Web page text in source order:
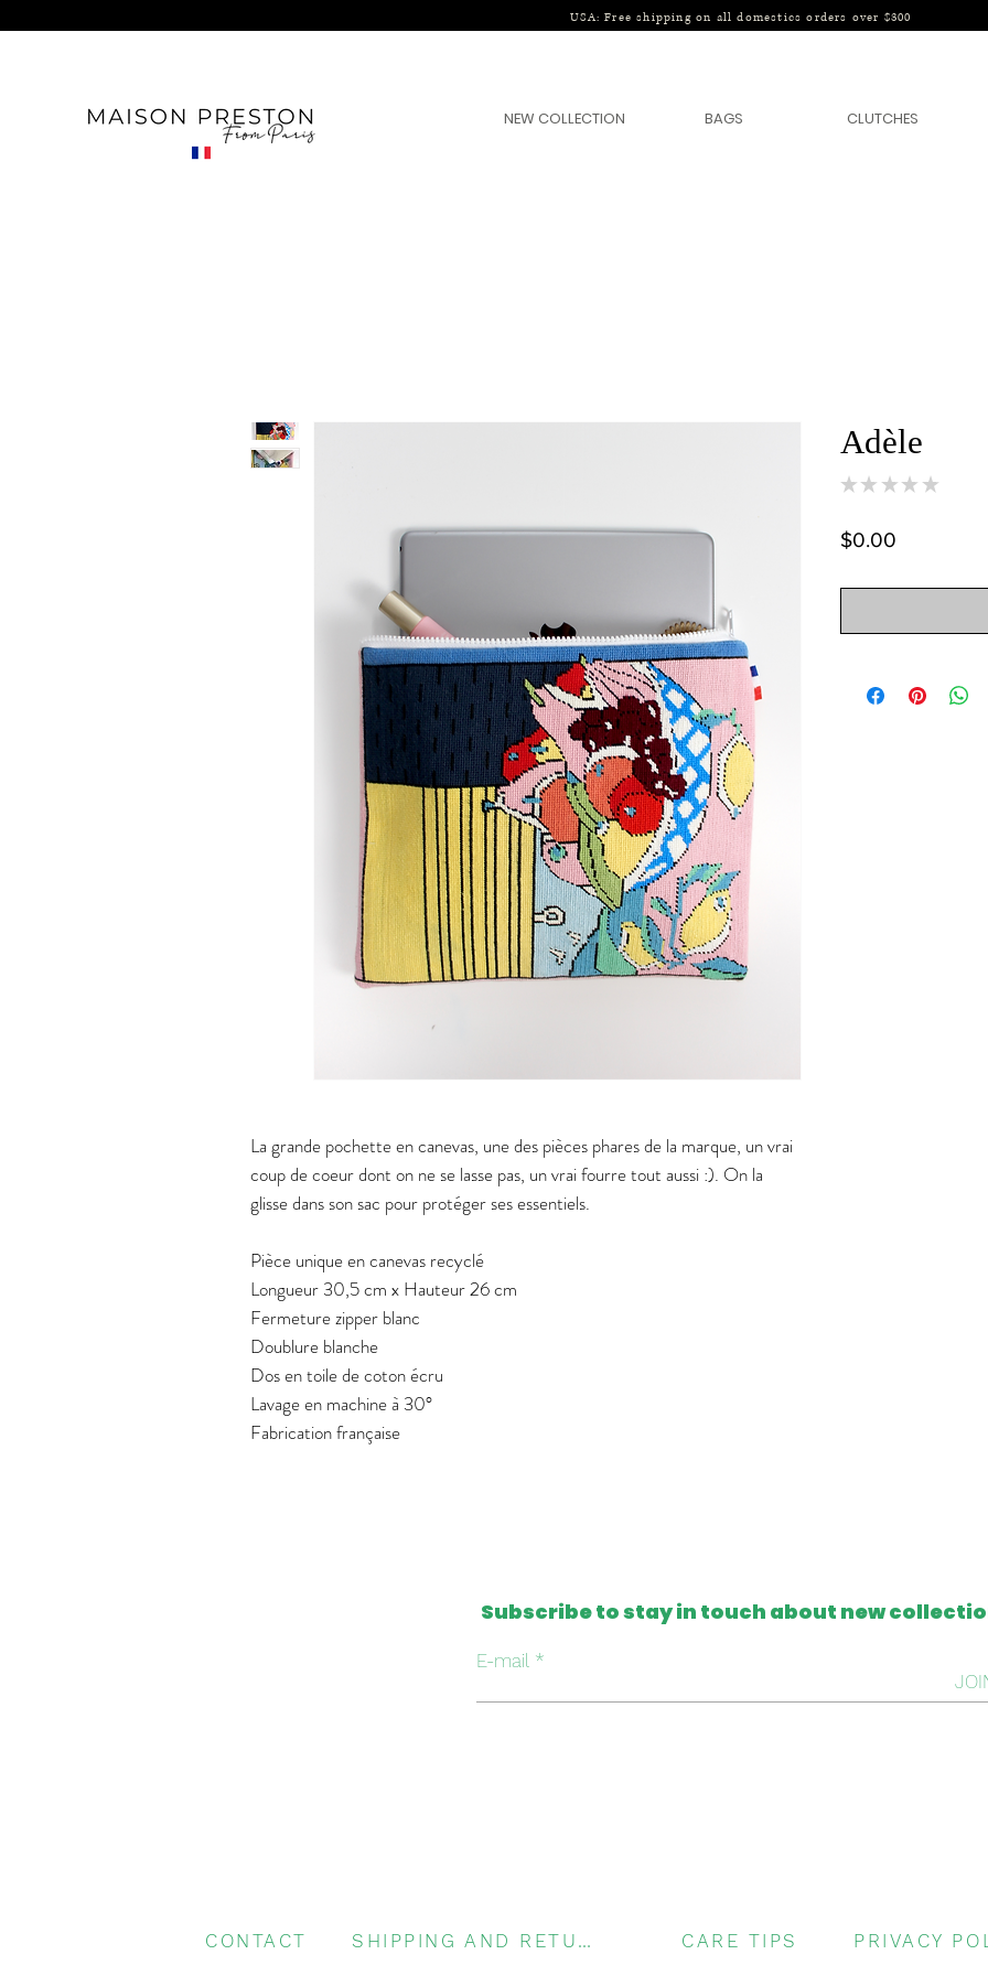
USA: Free shipping on all domestics orders over $300
NEW COLLECTION BAGS CLUTCHES
La grande pochette en canevas, une des pièces phares de la marque, un vrai
coup de coeur dont on ne se lasse pas, un vrai fourre tout aussi :). On la
glisse dans son sac pour protéger ses essentiels.
Pièce unique en canevas recyclé
Longueur 30,5 cm x Hauteur 26 cm
Fermeture zipper blanc
Doublure blanche
Dos en toile de coton écru
Lavage en machine à 30°
Fabrication française
Adèle
★ ★ ★ ★ ★
$0.00
Subscribe to stay in touch about new
E-mail
CONTACT SHIPPING AND RETURNS CARE TIPS